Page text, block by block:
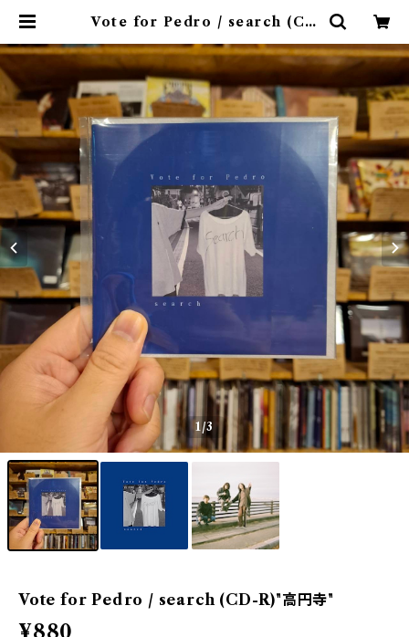
Vote for Pedro / search (CD
1/3
Vote for Pedro / search (CD-R)"高円寺"
¥880